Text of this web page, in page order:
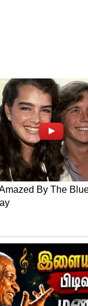
Gemini
அல்லது
குறைக்கும்